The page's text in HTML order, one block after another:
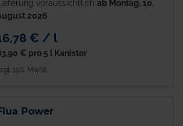
Lieferung voraussichtlich ab Montag, 10.
2026
€ / l
€ pro 5 l Kanister
19% MwSt.
Power